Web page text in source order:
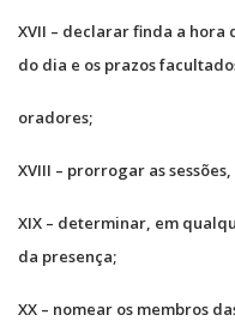
XVII – declarar finda a
do dia e os prazos
oradores;
XVIII – prorrogar as
XIX – determinar, em
da presença;
XX – nomear os membros